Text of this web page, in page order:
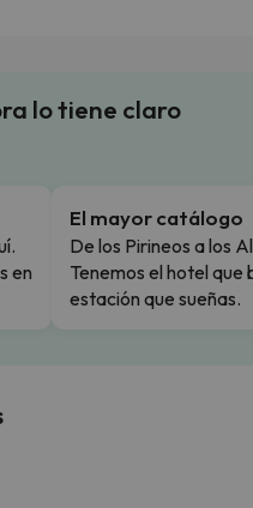
lo tiene claro
en
El mayor catálogo
De los Pirineos a los
Tenemos el hotel que
estación que sueñas.